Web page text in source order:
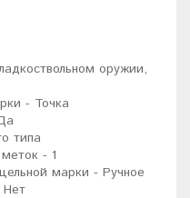
оружии,
- Точка
типа
- 1
марки - Ручное